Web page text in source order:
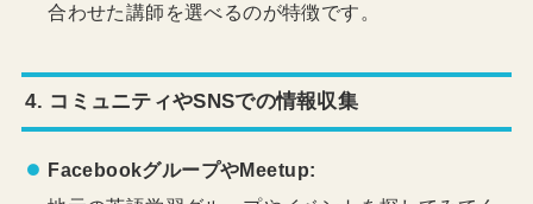
合わせた講師を選べるのが特徴です。
4. コミュニティやSNSでの情報収集
FacebookグループやMeetup: